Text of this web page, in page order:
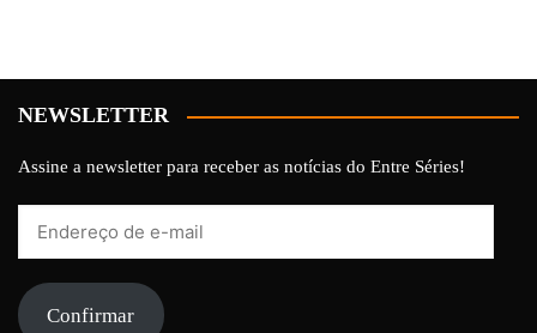
NEWSLETTER
Assine a newsletter para receber as notícias do Entre Séries!
mail Confirmar